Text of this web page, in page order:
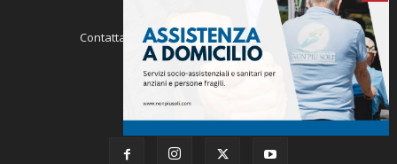
Contattaci: redazione@varese-sport.com
SEGUICI